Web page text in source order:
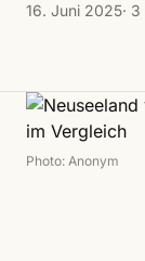
16. Juni 2025·
Photo: Anonym